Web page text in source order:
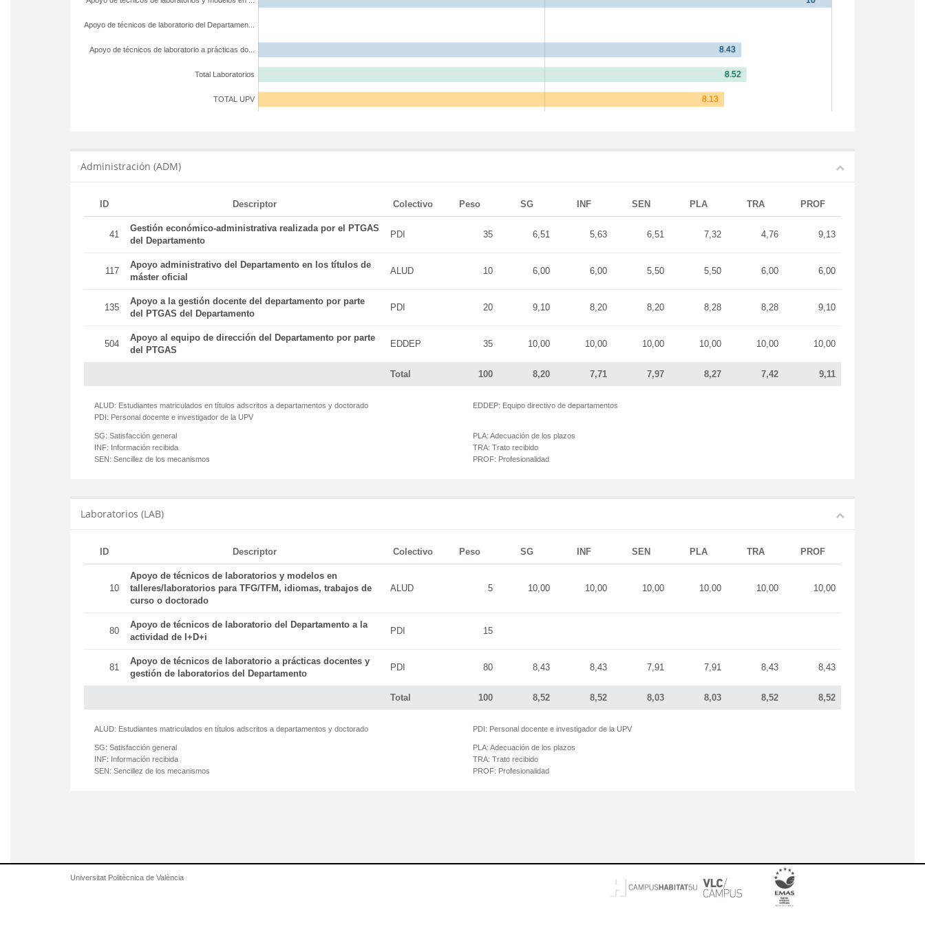
TOTAL UPV
Total Laboratorios
Apoyo de técnicos de laboratorio a prácticas do...
Apoyo de técnicos de laboratorio del Departamen...
Administración (ADM)
ID Descriptor Colectivo Peso SG INF SEN PLA TRA PROF
Total 100 8,20 7,71 7,97 8,27 7,42 9,11
41
Gestión económico-administrativa realizada por el PTGAS
del Departamento
PDI 35 6,51 5,63 6,51 7,32 4,76 9,13
117
Apoyo administrativo del Departamento en los títulos de
máster oficial
ALUD 10 6,00 6,00 5,50 5,50 6,00 6,00
135
Apoyo a la gestión docente del departamento por parte
del PTGAS del Departamento
PDI 20 9,10 8,20 8,20 8,28 8,28 9,10
504
Apoyo al equipo de dirección del Departamento por parte
del PTGAS
EDDEP 35 10,00 10,00 10,00 10,00 10,00 10,00
ALUD: Estudiantes matriculados en títulos adscritos a departamentos y doctorado
PDI: Personal docente e investigador de la UPV
EDDEP: Equipo directivo de departamentos
SG: Satisfacción general
INF: Información recibida
SEN: Sencillez de los mecanismos
PLA: Adecuación de los plazos
TRA: Trato recibido
PROF: Profesionalidad
Laboratorios (LAB)
ID Descriptor Colectivo Peso SG INF SEN PLA TRA PROF
Total 100 8,52 8,52 8,03 8,03 8,52 8,52
10
Apoyo de técnicos de laboratorios y modelos en
talleres/laboratorios para TFG/TFM, idiomas, trabajos de
curso o doctorado
ALUD 5 10,00 10,00 10,00 10,00 10,00 10,00
80
Apoyo de técnicos de laboratorio del Departamento a la
actividad de I+D+i
PDI 15
81
Apoyo de técnicos de laboratorio a prácticas docentes y
gestión de laboratorios del Departamento
PDI 80 8,43 8,43 7,91 7,91 8,43 8,43
ALUD: Estudiantes matriculados en títulos adscritos a departamentos y doctorado PDI: Personal docente e investigador de la UPV
SG: Satisfacción general
INF: Información recibida
SEN: Sencillez de los mecanismos
PLA: Adecuación de los plazos
TRA: Trato recibido
PROF: Profesionalidad
Universitat Politècnica de València